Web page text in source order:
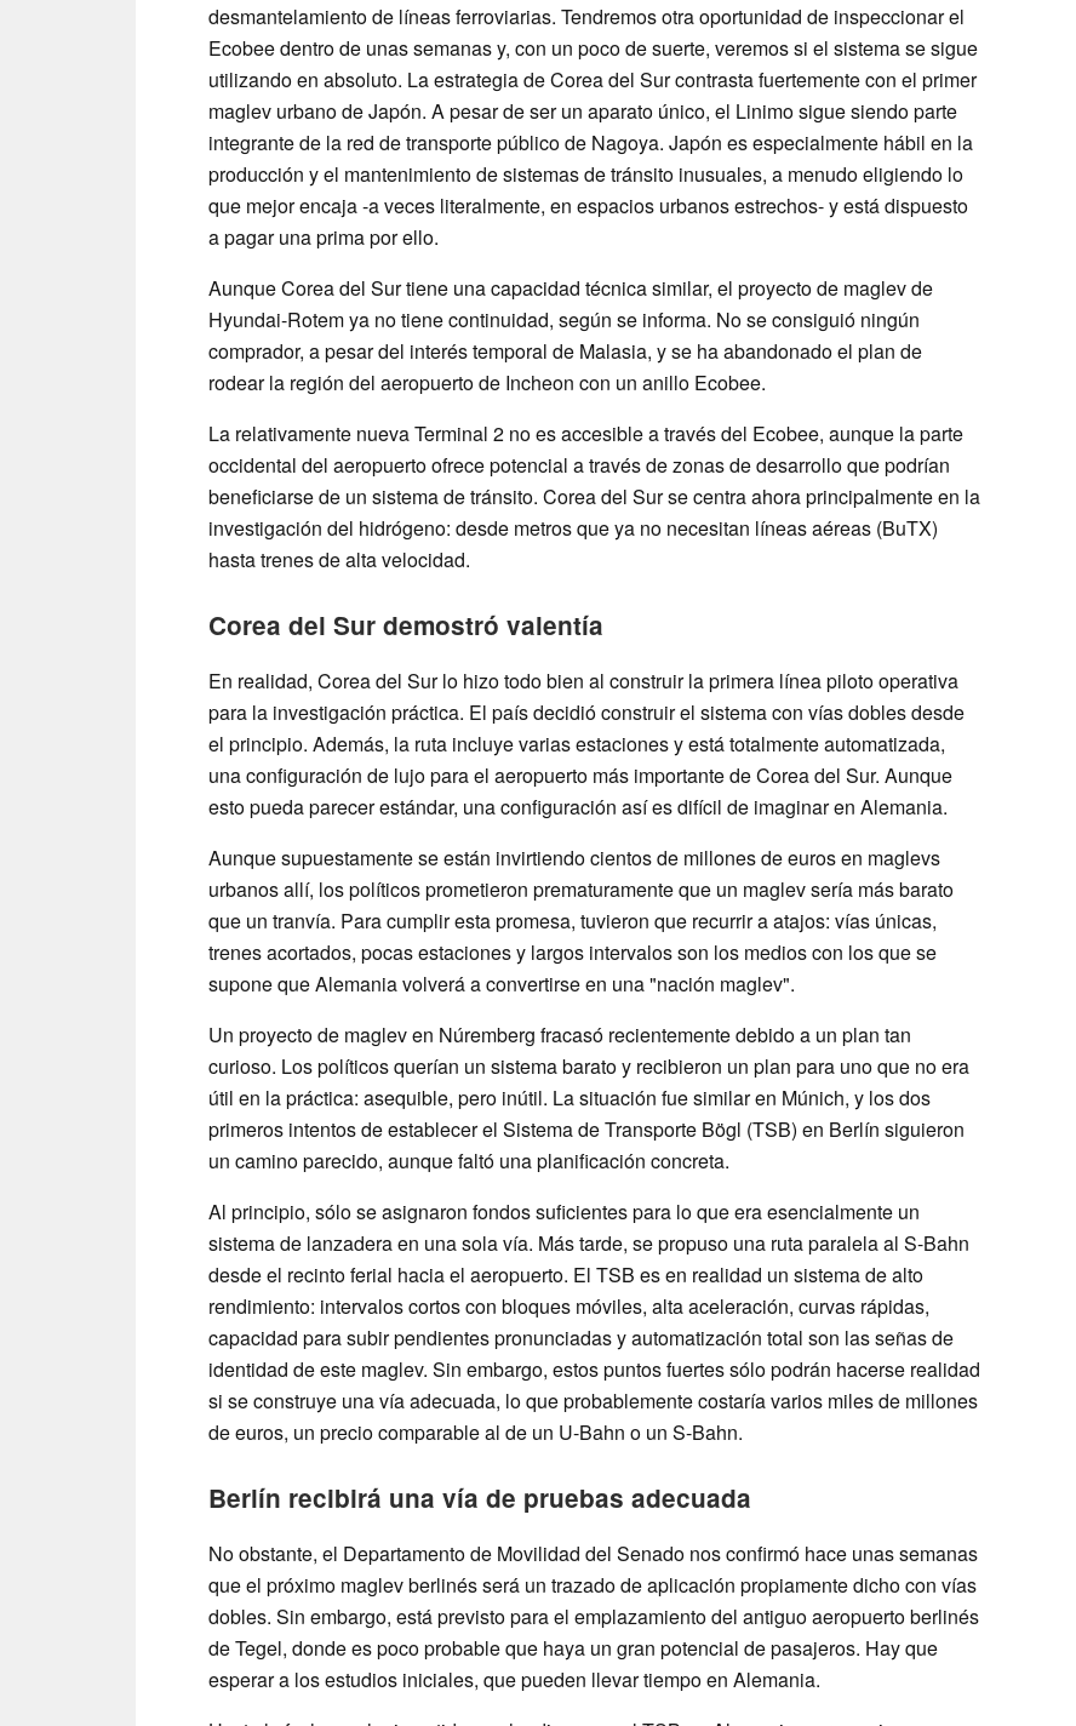
desmantelamiento de líneas ferroviarias. Tendremos otra oportunidad de inspeccionar el
Ecobee dentro de unas semanas y, con un poco de suerte, veremos si el sistema se sigue
utilizando en absoluto. La estrategia de Corea del Sur contrasta fuertemente con el primer
maglev urbano de Japón. A pesar de ser un aparato único, el Linimo sigue siendo parte
integrante de la red de transporte público de Nagoya. Japón es especialmente hábil en la
producción y el mantenimiento de sistemas de tránsito inusuales, a menudo eligiendo lo
que mejor encaja -a veces literalmente, en espacios urbanos estrechos- y está dispuesto
a pagar una prima por ello.
Aunque Corea del Sur tiene una capacidad técnica similar, el proyecto de maglev de
Hyundai-Rotem ya no tiene continuidad, según se informa. No se consiguió ningún
comprador, a pesar del interés temporal de Malasia, y se ha abandonado el plan de
rodear la región del aeropuerto de Incheon con un anillo Ecobee.
La relativamente nueva Terminal 2 no es accesible a través del Ecobee, aunque la parte
occidental del aeropuerto ofrece potencial a través de zonas de desarrollo que podrían
beneficiarse de un sistema de tránsito. Corea del Sur se centra ahora principalmente en la
investigación del hidrógeno: desde metros que ya no necesitan líneas aéreas (BuTX)
hasta trenes de alta velocidad.
Corea del Sur demostró valentía
En realidad, Corea del Sur lo hizo todo bien al construir la primera línea piloto operativa
para la investigación práctica. El país decidió construir el sistema con vías dobles desde
el principio. Además, la ruta incluye varias estaciones y está totalmente automatizada,
una configuración de lujo para el aeropuerto más importante de Corea del Sur. Aunque
esto pueda parecer estándar, una configuración así es difícil de imaginar en Alemania.
Aunque supuestamente se están invirtiendo cientos de millones de euros en maglevs
urbanos allí, los políticos prometieron prematuramente que un maglev sería más barato
que un tranvía. Para cumplir esta promesa, tuvieron que recurrir a atajos: vías únicas,
trenes acortados, pocas estaciones y largos intervalos son los medios con los que se
supone que Alemania volverá a convertirse en una "nación maglev".
Un proyecto de maglev en Núremberg fracasó recientemente debido a un plan tan
curioso. Los políticos querían un sistema barato y recibieron un plan para uno que no era
útil en la práctica: asequible, pero inútil. La situación fue similar en Múnich, y los dos
primeros intentos de establecer el Sistema de Transporte Bögl (TSB) en Berlín siguieron
un camino parecido, aunque faltó una planificación concreta.
Al principio, sólo se asignaron fondos suficientes para lo que era esencialmente un
sistema de lanzadera en una sola vía. Más tarde, se propuso una ruta paralela al S-Bahn
desde el recinto ferial hacia el aeropuerto. El TSB es en realidad un sistema de alto
rendimiento: intervalos cortos con bloques móviles, alta aceleración, curvas rápidas,
capacidad para subir pendientes pronunciadas y automatización total son las señas de
identidad de este maglev. Sin embargo, estos puntos fuertes sólo podrán hacerse realidad
si se construye una vía adecuada, lo que probablemente costaría varios miles de millones
de euros, un precio comparable al de un U-Bahn o un S-Bahn.
Berlín recibirá una vía de pruebas adecuada
No obstante, el Departamento de Movilidad del Senado nos confirmó hace unas semanas
que el próximo maglev berlinés será un trazado de aplicación propiamente dicho con vías
dobles. Sin embargo, está previsto para el emplazamiento del antiguo aeropuerto berlinés
de Tegel, donde es poco probable que haya un gran potencial de pasajeros. Hay que
esperar a los estudios iniciales, que pueden llevar tiempo en Alemania.